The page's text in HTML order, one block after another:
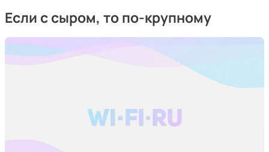
Если с сыром, то по-крупному